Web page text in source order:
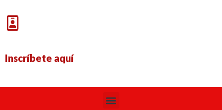
Inscríbete aquí